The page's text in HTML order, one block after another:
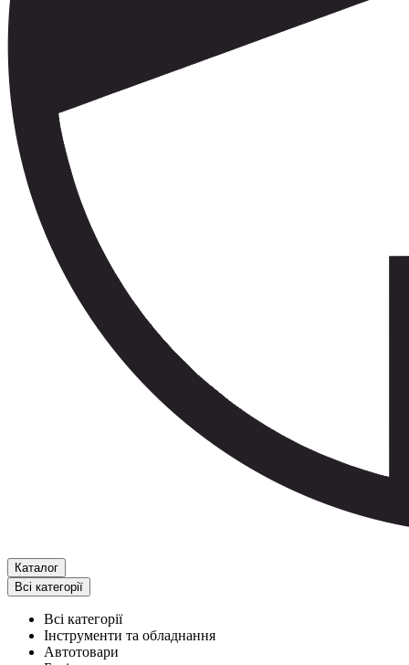
Каталог
Всі категорії
Всі категорії
Інструменти та обладнання
Автотовари